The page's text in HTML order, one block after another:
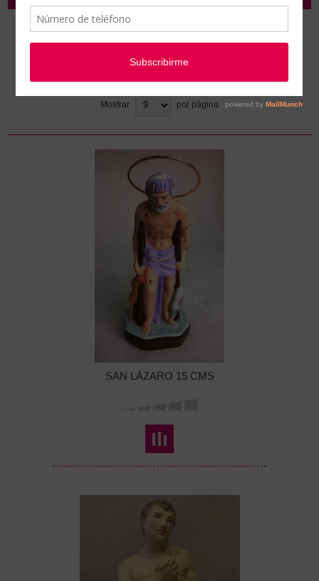
Inicio / Figuras, santos y dioses / Santas, Vírgenes y Santos
Mostrar por página
SAN LÁZARO 15 CMS